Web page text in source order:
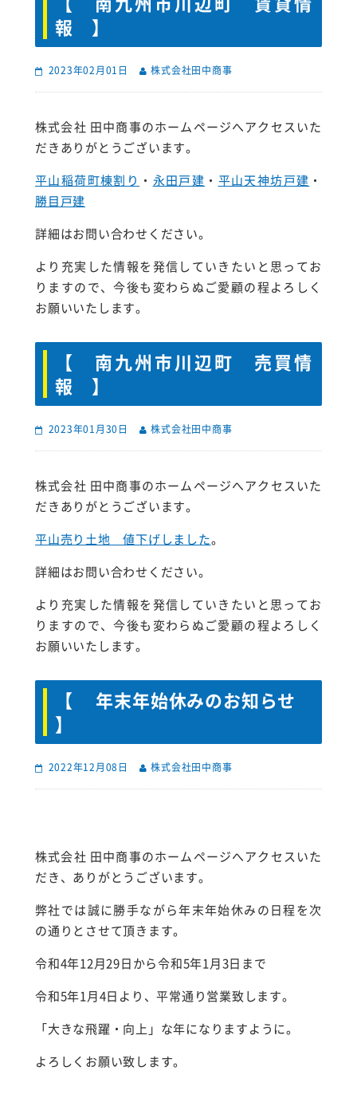
報 】
2023年02月01日 株式会社田中商事
株式会社 田中商事のホームページへアクセスいた
だきありがとうございます。
平山稲荷町棟割り ・ 永田戸建 ・ 平山天神坊戸建 ・
勝目戸建
詳細はお問い合わせください。
より充実した情報を発信していきたいと思ってお
りますので、今後も変わらぬご愛顧の程よろしく
お願いいたします。
【 南九州市川辺町 売買情
報 】
2023年01月30日 株式会社田中商事
株式会社 田中商事のホームページへアクセスいた
だきありがとうございます。
平山売り土地 値下げしました。
詳細はお問い合わせください。
より充実した情報を発信していきたいと思ってお
りますので、今後も変わらぬご愛顧の程よろしく
お願いいたします。
【 年末年始休みのお知らせ
】
2022年12月08日 株式会社田中商事
株式会社 田中商事のホームページへアクセスいた
だき、ありがとうございます。
弊社では誠に勝手ながら年末年始休みの日程を次
の通りとさせて頂きます。
令和4年12月29日から令和5年1月3日まで
令和5年1月4日より、平常通り営業致します。
「大きな飛躍・向上」な年になりますように。
よろしくお願い致します。